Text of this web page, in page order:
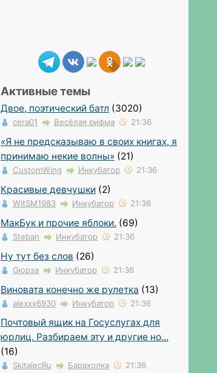
Активные темы
Двое, поэтический батл (3020)
cera01 Весёлая рифма 21:36
«Я не предсказываю в своих книгах, я
принимаю некие волны» (21)
CustomWing Инкубатор 21:36
Красивые девчушки (2)
WitSM1983 Инкубатор 21:36
МакБук и прочие яблоки. (69)
Steban Инкубатор 21:36
Ну тут без слов (26)
Gюрза Инкубатор 21:36
Виновата конечно же рулетка (13)
alexxx6930 Инкубатор 21:36
Почтовый ящик на Госуслугах для
юрлиц. Разбираем эту и другие но...
(16)
SkitalecRu Барахолка 21:36